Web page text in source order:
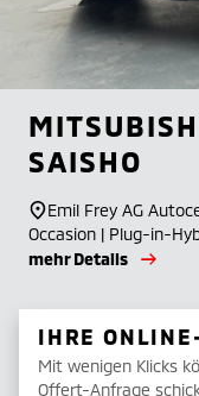
SAISHO
Emil Frey AG
Occasion | Plug-in-
mehr Details
IHRE
Mit wenigen Klicks
Offert-Anfrage